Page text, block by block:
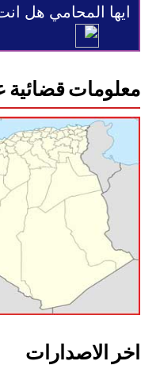
ايها المحامي هل
معلومات قضائية
اخر الاصدارات